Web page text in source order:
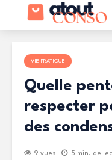
VIE PRATIQUE
Quelle
respecter
des
9 vues 5 min. de